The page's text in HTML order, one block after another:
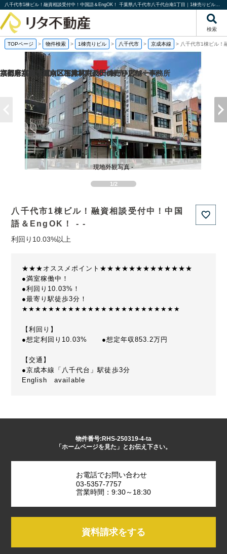
八千代市1棟ビル！融資相談受付中！中国語＆EngOK！ 千葉県八千代市八千代台南1丁目｜1棟売りビル｜株式会社リタ不動産
検索
TOPページ > 物件検索 > 1棟売りビル > 八千代市 > 京成本線 > 八千代市1棟ビル！
1/2
現地外観写真 -
八千代市1棟ビル！融資相談受付中！中国
語＆EngOK！ - -
利回り10.03%以上
★★★オススメポイント★★★★★★★★★★★★★
●満室稼働中！
●利回り10.03%！
●最寄り駅徒歩3分！
★★★★★★★★★★★★★★★★★★★★★★★★
【利回り】
●想定利回り10.03% ●想定年収853.2万円
【交通】
●京成本線「八千代台」駅徒歩3分
English available
物件番号:RHS-250319-4-ta
「ホームページを見た」とお伝え下さい。
お電話でお問い合わせ
03-5357-7757
営業時間：9:30～18:30
資料請求をする
福岡県福岡市城南区梅林2丁目の一棟売りアパート
京都府京都市西京区下津林六反田の売り店舗・事務所
京都府京都市西京区下津林六反田の
京都府京都市下京区二人司町の一棟売りアパート